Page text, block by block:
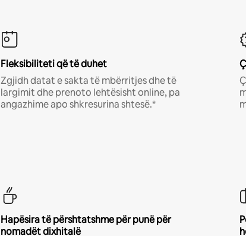
Fleksibiliteti që të duhet
Zgjidh datat e sakta të mbërritjes dhe të
largimit dhe prenoto lehtësisht online, pa
angazhime apo shkresurina shtesë.*
Hapësira të përshtatshme për punë për
nomadët dixhitalë